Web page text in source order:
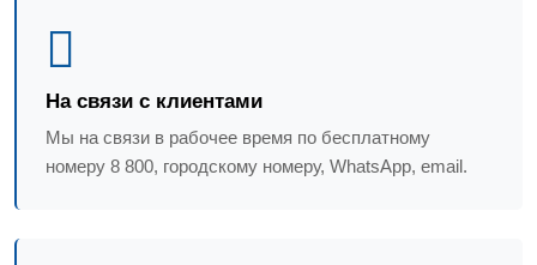
На связи с клиентами
Мы на связи в рабочее время по бесплатному
номеру 8 800, городскому номеру, WhatsApp, email.